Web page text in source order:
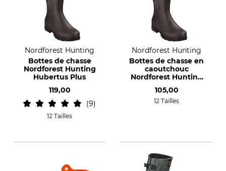
Nordforest Hunting
Bottes de chasse
Nordforest Hunting
Hubertus Plus
119,00
9
12 Tailles
Nordforest Hunting
Bottes de chasse en
caoutchouc
Nordforest Hunting
105,00
12 Tailles